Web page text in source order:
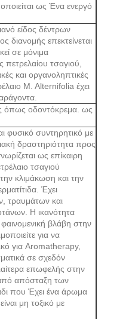
ως Ένα ενεργό
είδος δέντρων
επεκτείνεται
σε μόνιμα
τσαγιού,
και οργανοληπτικές
M. Alternifolia έχει
όπως οδοντόκρεμα. ως
φυσικό συντηρητικό με
δραστηριότητα προς
ως επίκαιρη
τσαγιού
κλιμάκωση και την
Έχει
τραυμάτων και
Η ικανότητα
βλάβη στην
για να
για Aromatherapy,
σε σχεδόν
επωφελής στην
απόσταξη των
που Έχει ένα άρωμα
μη τοξικό με